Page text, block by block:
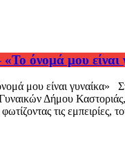
όνομά μου είναι
μου είναι γυναίκα»
Δήμου
τις